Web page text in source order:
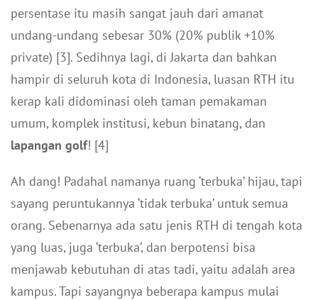
persentase itu masih sangat jauh dari amanat
undang-undang sebesar 30% (20% publik +10%
private) [3]. Sedihnya lagi, di Jakarta dan bahkan
hampir di seluruh kota di Indonesia, luasan RTH itu
kerap kali didominasi oleh taman pemakaman
umum, komplek institusi, kebun binatang, dan
lapangan golf! [4]
Ah dang! Padahal namanya ruang ‘terbuka’ hijau, tapi
sayang peruntukannya ‘tidak terbuka’ untuk semua
orang. Sebenarnya ada satu jenis RTH di tengah kota
yang luas, juga ‘terbuka’, dan berpotensi bisa
menjawab kebutuhan di atas tadi, yaitu adalah area
kampus. Tapi sayangnya beberapa kampus mulai